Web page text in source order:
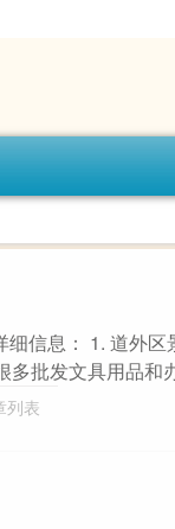
信息： 1. 道外
多批发文具用品和
列表